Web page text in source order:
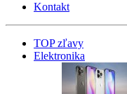
Kontakt
TOP zľavy
Elektronika